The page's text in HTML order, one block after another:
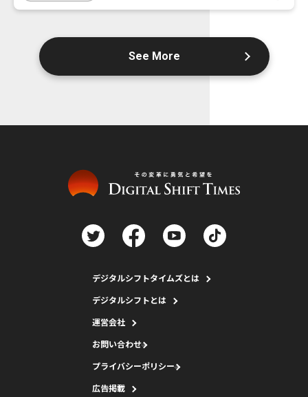
See More
デジタルシフトタイムズとは
デジタルシフトとは
運営会社
お問い合わせ
プライバシーポリシー
広告掲載